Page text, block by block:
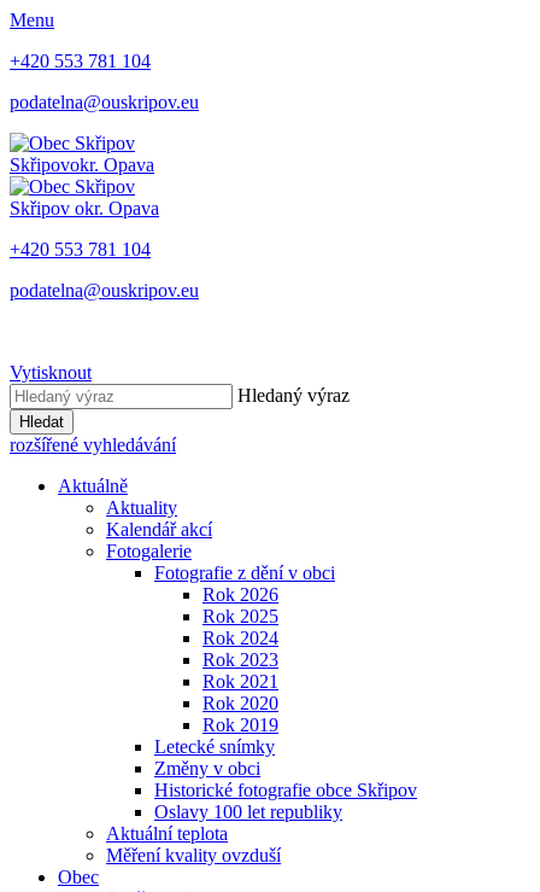
Menu
+420 553 781 104
podatelna@ouskripov.eu
Skřipovokr. Opava
Skřipov okr. Opava
+420 553 781 104
podatelna@ouskripov.eu
Vytisknout
Hledaný výraz
Hledat
rozšířené vyhledávání
Aktuálně
Aktuality
Kalendář akcí
Fotogalerie
Fotografie z dění v obci
Rok 2026
Rok 2025
Rok 2024
Rok 2023
Rok 2021
Rok 2020
Rok 2019
Letecké snímky
Změny v obci
Historické fotografie obce Skřipov
Oslavy 100 let republiky
Aktuální teplota
Měření kvality ovzduší
Obec